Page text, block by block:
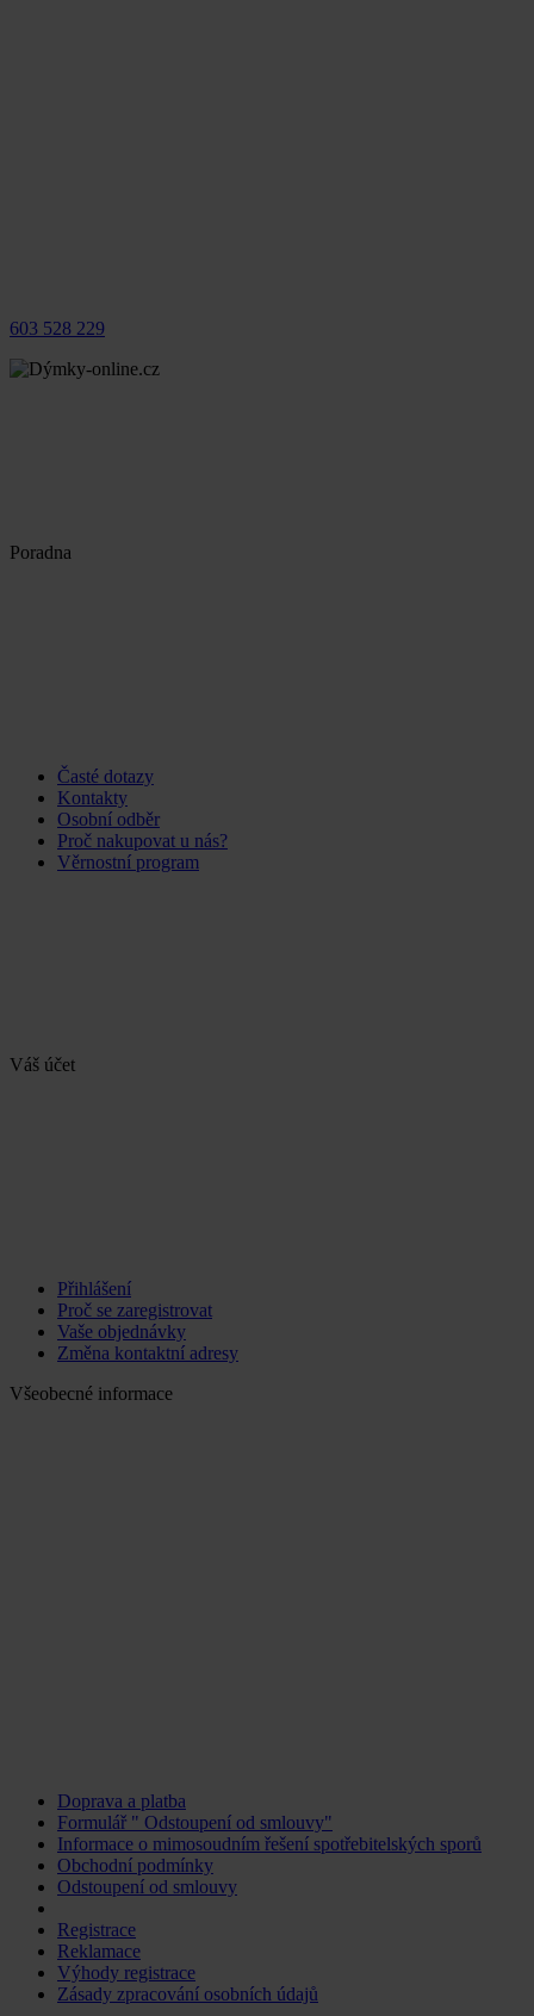
603 528 229
Poradna
Časté dotazy
Kontakty
Osobní odběr
Proč nakupovat u nás?
Věrnostní program
Váš účet
Přihlášení
Proč se zaregistrovat
Vaše objednávky
Změna kontaktní adresy
Všeobecné informace
Doprava a platba
Formulář " Odstoupení od smlouvy"
Informace o mimosoudním řešení spotřebitelských sporů
Obchodní podmínky
Odstoupení od smlouvy
Registrace
Reklamace
Výhody registrace
Zásady zpracování osobních údajů